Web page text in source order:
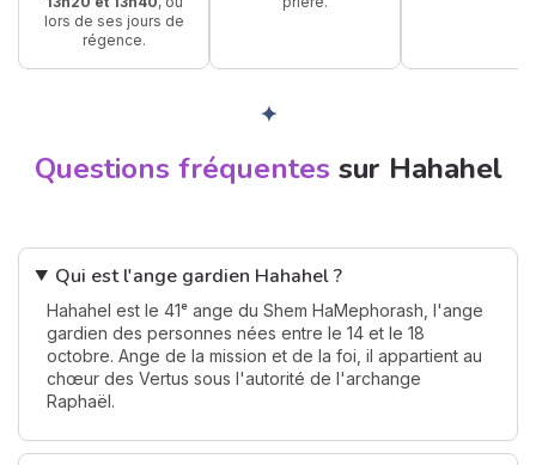
lors de ses jours de
régence.
✦
Questions fréquentes sur Hahahel
Qui est l'ange gardien Hahahel ?
Hahahel est le 41ᵉ ange du Shem HaMephorash, l'ange
gardien des personnes nées entre le 14 et le 18
octobre. Ange de la mission et de la foi, il appartient au
chœur des Vertus sous l'autorité de l'archange
Raphaël.